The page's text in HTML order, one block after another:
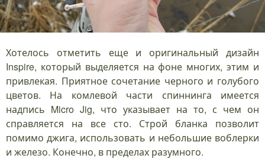
Хотелось отметить еще и оригинальный дизайн
Inspire, который выделяется на фоне многих, этим и
привлекая. Приятное сочетание черного и голубого
цветов. На комлевой части спиннинга имеется
надпись Micro Jig, что указывает на то, с чем он
справляется на все сто. Строй бланка позволит
помимо джига, использовать и небольшие воблерки
и железо. Конечно, в пределах разумного.